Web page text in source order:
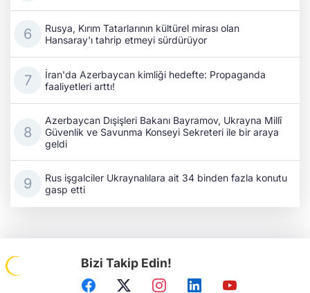
Rusya, Kırım Tatarlarının kültürel mirası olan
Hansaray'ı tahrip etmeyi sürdürüyor
İran'da Azerbaycan kimliği hedefte: Propaganda
faaliyetleri arttı!
Azerbaycan Dışişleri Bakanı Bayramov, Ukrayna Millî
Güvenlik ve Savunma Konseyi Sekreteri ile bir araya
geldi
Rus işgalciler Ukraynalılara ait 34 binden fazla konutu
gasp etti
Bizi Takip Edin!